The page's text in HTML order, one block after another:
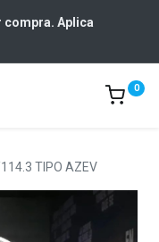
compra. Aplica
0
TIPO AZEV